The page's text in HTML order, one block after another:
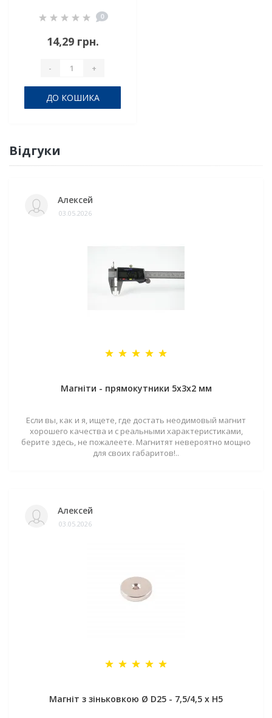
0
14,29 грн.
- +
ДО КОШИКА
Відгуки
Алексей
03.05.2026
Магніти - прямокутники 5x3x2 мм
Если вы, как и я, ищете, где достать неодимовый магнит
хорошего качества и с реальными характеристиками,
берите здесь, не пожалеете. Магнитят невероятно мощно
для своих габаритов!..
Алексей
03.05.2026
Магніт з зіньковкою Ø D25 - 7,5/4,5 х H5